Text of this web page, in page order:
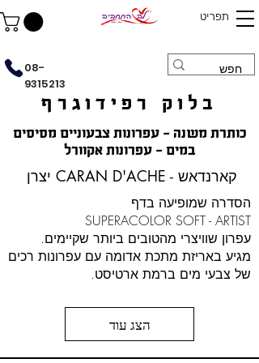
תפריט
08-
9315213
בלוק רפידוגרף
כותרת משנה - עפרונות צבעוניים מסיסים
במים - עפרונות אקוורל
יצרן CARAN D'ACHE - קארנדאש
הסדרה שמופיעה בדף
SUPERACOLOR SOFT - ARTIST
עפרון שוויצרי מהטובים ביותר שקיימים.
מגיע באריזת מתכת אדומה עם עפרונות רכים
של צבעי מים ברמת ארטיסט.
הצג עוד